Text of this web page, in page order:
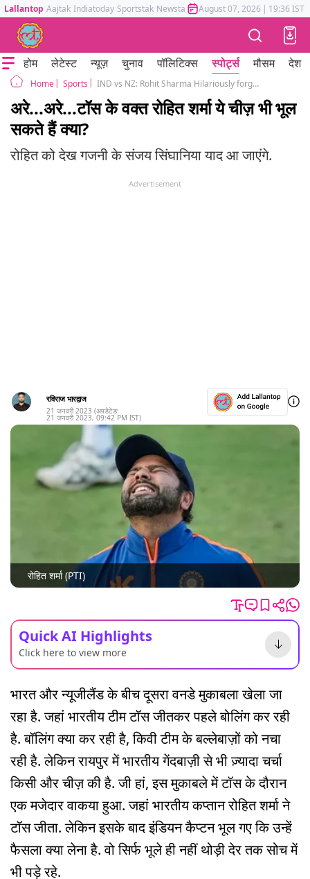
Lallantop Aajtak Indiatoday Sportstak Newstak Mumbai Tak Astrotak
August 07, 2026 | 19:36 IST
होम लेटेस्ट न्यूज़ चुनाव पॉलिटिक्स स्पोर्ट्स मौसम देश
Home Sports IND vs NZ: Rohit Sharma Hilariously forgets what to do after winning toss
अरे...अरे...टॉस के वक्त रोहित शर्मा ये चीज़ भी भूल
सकते हैं क्या?
रोहित को देख गजनी के संजय सिंघानिया याद आ जाएंगे.
Advertisement
रविराज भारद्वाज
21 जनवरी 2023 (अपडेटेड:
21 जनवरी 2023, 09:42 PM IST)
रोहित शर्मा (PTI)
Quick AI Highlights
Click here to view more
भारत और न्यूजीलैंड के बीच दूसरा वनडे मुकाबला खेला जा
रहा है. जहां भारतीय टीम टॉस जीतकर पहले बोलिंग कर रही
है. बॉलिंग क्या कर रही है, किवी टीम के बल्लेबाज़ों को नचा
रही है. लेकिन रायपुर में भारतीय गेंदबाज़ी से भी ज़्यादा चर्चा
किसी और चीज़ की है. जी हां, इस मुकाबले में टॉस के दौरान
एक मजेदार वाकया हुआ. जहां भारतीय कप्तान रोहित शर्मा ने
टॉस जीता. लेकिन इसके बाद इंडियन कैप्टन भूल गए कि उन्हें
फैसला क्या लेना है. वो सिर्फ भूले ही नहीं थोड़ी देर तक सोच में
भी पड़े रहे.